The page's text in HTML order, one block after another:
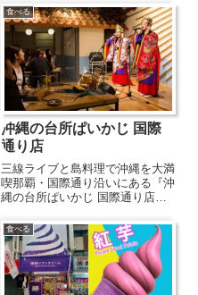
ーシャンビューのリゾートホテ
ル。1キロ以上続く真っ白な砂浜
の天然ビーチまで徒歩0分という
立地の良さながら、比較的リーズ
ナ...
食べる
沖縄の台所ぱいかじ 国際
通り店
三線ライブと島料理で沖縄を大満
喫那覇・国際通り沿いにある『沖
縄の台所ぱいかじ 国際通り店』
きる人気の居酒屋。店内には三線
の音色が響き、島唄ライブやカチ
ャーシーで盛り上がる賑やかな雰
囲気が魅力です。料理は、ラフ
テ...
食べる